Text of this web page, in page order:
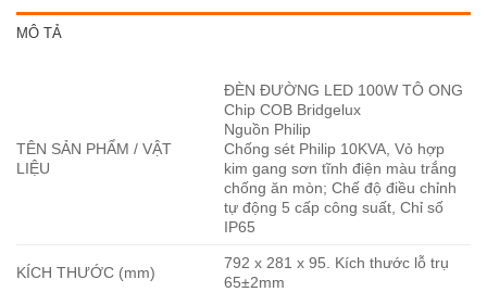
MÔ TẢ
TÊN SẢN PHẨM / VẬT
LIỆU
ĐÈN ĐƯỜNG LED 100W TÔ ONG
Chip COB Bridgelux
Nguồn Philip
Chống sét Philip 10KVA, Vỏ hợp
kim gang sơn tĩnh điện màu trắng
chống ăn mòn; Chế độ điều chỉnh
tự động 5 cấp công suất, Chỉ số
IP65
KÍCH THƯỚC (mm)
792 x 281 x 95. Kích thước lỗ trụ
65±2mm